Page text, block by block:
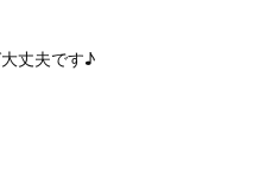
丈夫です♪